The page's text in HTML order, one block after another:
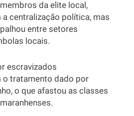
da elite local,
centralização política, mas
entre setores
locais.
escravizados
tratamento dado por
o que afastou as classes